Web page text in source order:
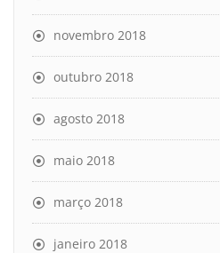
novembro 2018
outubro 2018
agosto 2018
maio 2018
março 2018
janeiro 2018